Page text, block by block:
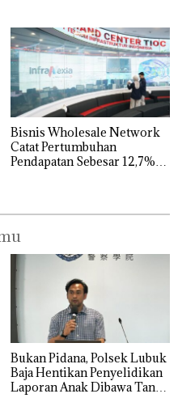
dengan Konservasi
Bisnis Wholesale Network
Catat Pertumbuhan
Pendapatan Sebesar 12,7%
Bukan Pidana, Polsek Lubuk
Baja Hentikan Penyelidikan
Laporan Anak Dibawa Tanpa